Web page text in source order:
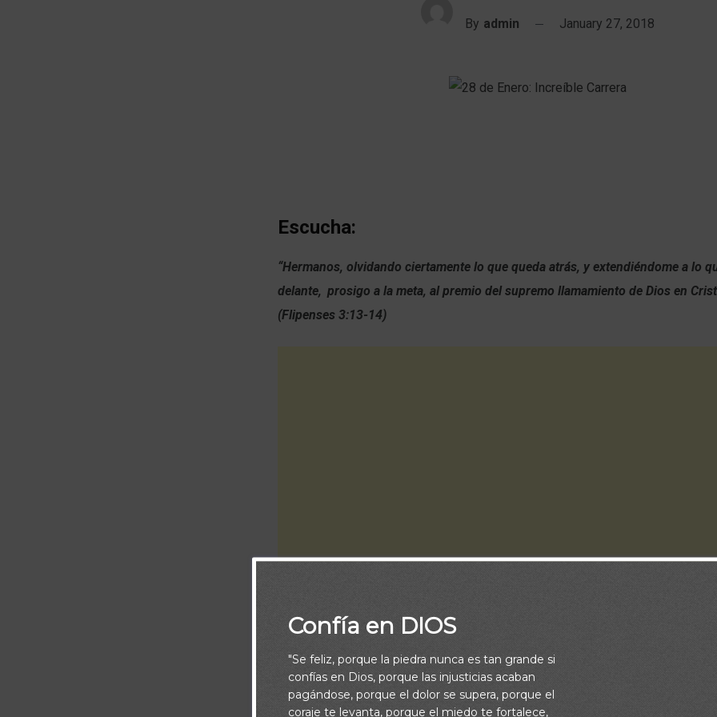
By admin January 27, 2018
Escucha:
“Hermanos, olvidando ciertamente lo que queda atrás, y extendiéndome a lo
delante, prosigo a la meta, al premio del supremo llamamiento de Dios en
(Flipenses 3:13-14)
El versículo de hoy, es una exhortación a tomar parte en la carrera que Dios nos
apostol Pablo revela como asume el compromiso de dirigirse sin temor hacia
al premio del supremo llamamiento de Dios en Cristo Jesús.
Confía en DIOS
"Se feliz, porque la piedra nunca es tan grande si
confías en Dios, porque las injusticias acaban
pagándose, porque el dolor se supera, porque el
coraje te levanta, porque el miedo te fortalece,